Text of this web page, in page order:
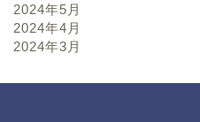
2024年5月
2024年4月
2024年3月